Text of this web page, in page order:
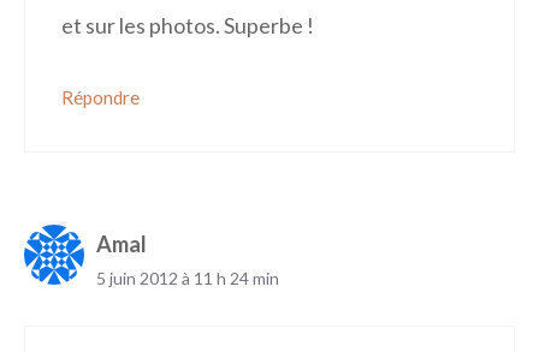
et sur les photos. Superbe !
Répondre
Amal
5 juin 2012 à 11 h 24 min